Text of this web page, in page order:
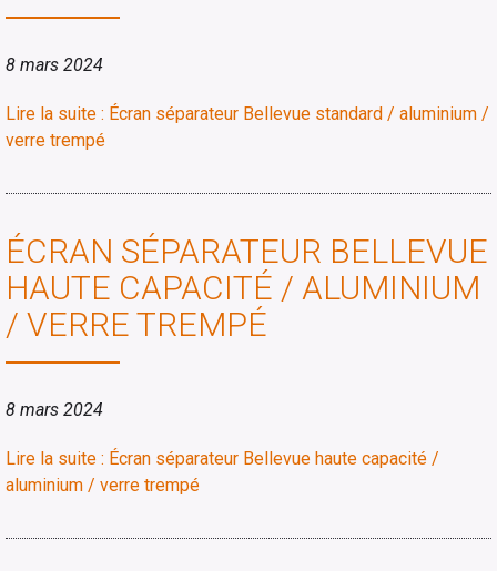
8 mars 2024
Lire la suite : Écran séparateur Bellevue standard / aluminium /
verre trempé
ÉCRAN SÉPARATEUR BELLEVUE
HAUTE CAPACITÉ / ALUMINIUM
/ VERRE TREMPÉ
8 mars 2024
Lire la suite : Écran séparateur Bellevue haute capacité /
aluminium / verre trempé